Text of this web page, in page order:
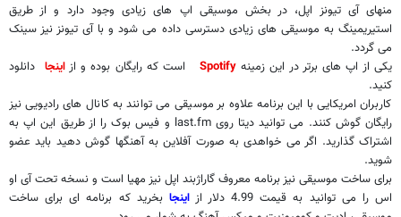
منهای آی تیونز اپل، در بخش موسیقی اپ های زیادی وجود دارد و از طریق
استیریمینگ به موسیقی های زیادی دسترسی داده می شود و با آی تیونز نیز سینک
می گردد.
یکی از اپ های برتر در این زمینهSpotify است که رایگان بوده و ازاینجا دانلود
کنید.
کاربران امریکایی با این برنامه علاوه بر موسیقی می توانند به کانال های رادیویی نیز
رایگان گوش کنند. می توانید دیتا رویlast.fm و فیس بوک را از طریق این اپ به
اشتراک گذارید. اگر می خواهدی به صورت آفلاین به آهنگها گوش دهید باید عضو
شوید.
برای ساخت موسیقی نیز برنامه معروف گاراژبند اپل نیز مهیا است و نسخه تحت آی او
اس را می توانید به قیمت 4.99 دلار از
اینجا بخرید که برنامه ای برای ساخت